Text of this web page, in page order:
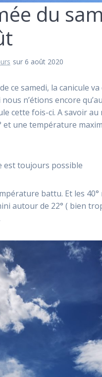
du
sur 6 août 2020
ce samedi, la canicule
n’étions encore
cette fois-ci. A savoir
une température
est toujours possible
battu. Et les
autour de 22° ( bien